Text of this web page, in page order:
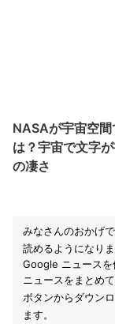
NASAが宇宙空
は？宇宙で文字
の凄さ
みなさんのおかげ
読めるようになりま
Google ニュースを
ニュースをまとめ
ボタンからダウン
ます。